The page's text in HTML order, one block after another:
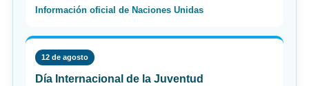
Información oficial de Naciones Unidas
12 de agosto
Día Internacional de la Juventud